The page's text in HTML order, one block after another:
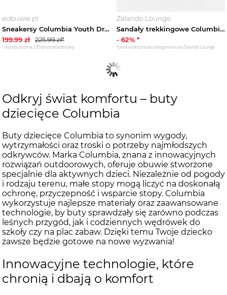
eobuwie.pl
Sneakersy Columbia Youth Drainmaker XTR 2062261 Czarny
199.99 zł 225.99zł*
*najniższa cena z 30 dni przed obniżką
Zalando Lounge
Sandały trekkingowe Columbia niebieski
- 62% *
*cena widoczna po zalogowaniu w Zalando Lounge
Odkryj świat komfortu – buty
dziecięce Columbia
Buty dziecięce Columbia to synonim wygody,
wytrzymałości oraz troski o potrzeby najmłodszych
odkrywców. Marka Columbia, znana z innowacyjnych
rozwiązań outdoorowych, oferuje obuwie stworzone
specjalnie dla aktywnych dzieci. Niezależnie od pogody
i rodzaju terenu, małe stopy mogą liczyć na doskonałą
ochronę, przyczepność i wsparcie stopy. Columbia
wykorzystuje najlepsze materiały oraz zaawansowane
technologie, by buty sprawdzały się zarówno podczas
leśnych przygód, jak i codziennych wędrówek do
szkoły czy na plac zabaw. Dzięki temu Twoje dziecko
zawsze będzie gotowe na nowe wyzwania!
Innowacyjne technologie, które
chronią i dbają o komfort